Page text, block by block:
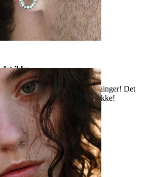
køb
ikke
og så er der ingen bivirkninger! Det
være sandt - men det er det ikke!
køb